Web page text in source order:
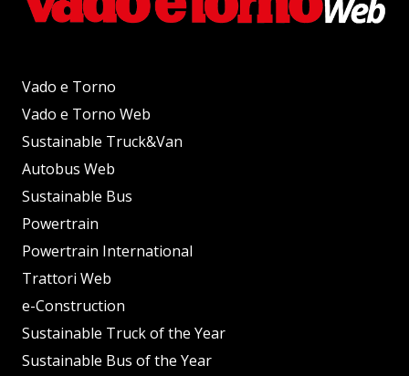
Vado e Torno
Vado e Torno Web
Sustainable Truck&Van
Autobus Web
Sustainable Bus
Powertrain
Powertrain International
Trattori Web
e-Construction
Sustainable Truck of the Year
Sustainable Bus of the Year